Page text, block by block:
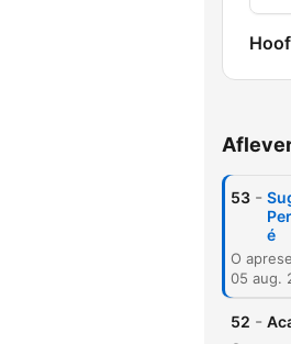
53 -
é
05 aug.
52 -